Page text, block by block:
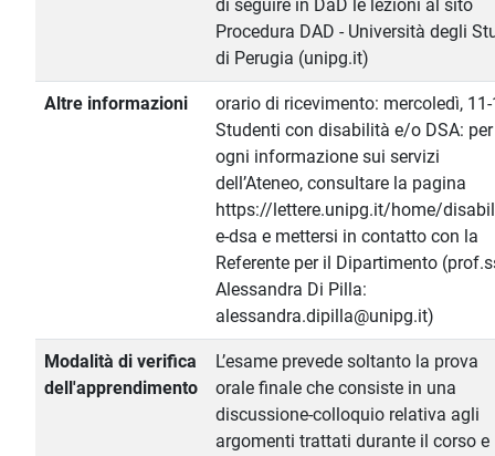
di seguire in DaD le lezioni al sito
Procedura DAD - Università degli
di Perugia (unipg.it)
Altre informazioni
orario di ricevimento: mercoledì,
Studenti con disabilità e/o DSA: per
ogni informazione sui servizi
dell’Ateneo, consultare la pagina
https://lettere.unipg.it/home/
e-dsa e mettersi in contatto con la
Referente per il Dipartimento
Alessandra Di Pilla:
alessandra.dipilla@unipg.it)
Modalità di verifica
dell'apprendimento
L’esame prevede soltanto la prova
orale finale che consiste in una
discussione-colloquio relativa agli
argomenti trattati durante il corso e